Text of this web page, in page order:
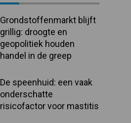
Grondstoffenmarkt blijft
grillig: droogte en
geopolitiek houden
handel in de greep
De speenhuid: een vaak
onderschatte
risicofactor voor mastitis